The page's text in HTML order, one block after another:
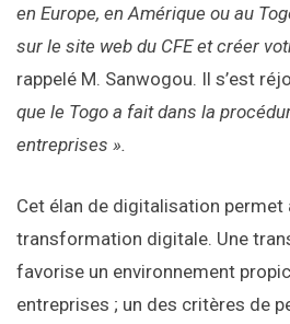
en Europe, en Amérique ou au
sur le site web du CFE et créer
rappelé M. Sanwogou. Il s’est
que le Togo a fait dans la
entreprises ».
Cet élan de digitalisation permet
transformation digitale. Une
favorise un environnement
entreprises ; un des critères de